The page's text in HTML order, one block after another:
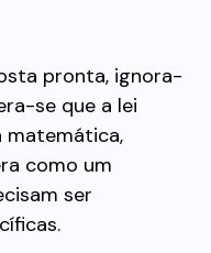
pronta, ignora-
se que a lei
matemática,
como um
ser